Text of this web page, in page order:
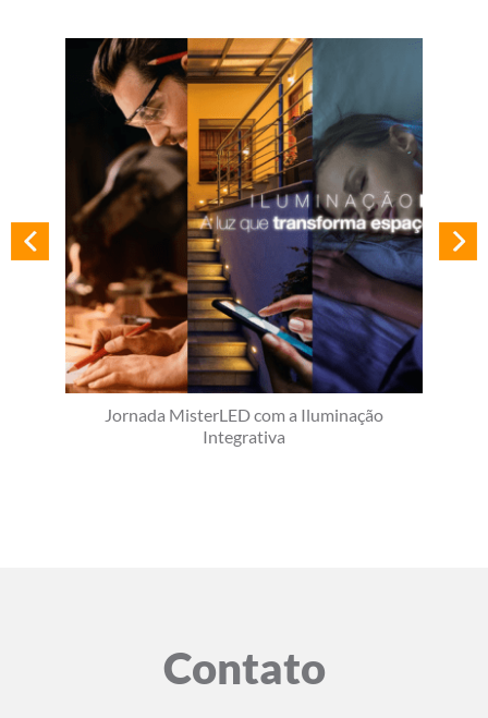
Jornada MisterLED com a Iluminação
Integrativa
Contato